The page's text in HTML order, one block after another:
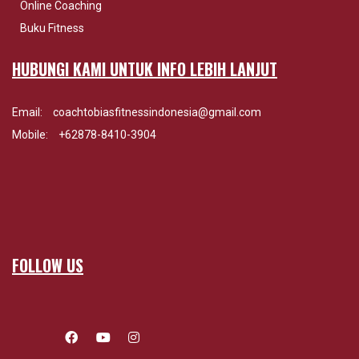
Online Coaching
Buku Fitness
HUBUNGI KAMI UNTUK INFO LEBIH LANJUT
Email:
coachtobiasfitnessindonesia@gmail.com
Mobile:
+62878-8410-3904
FOLLOW US